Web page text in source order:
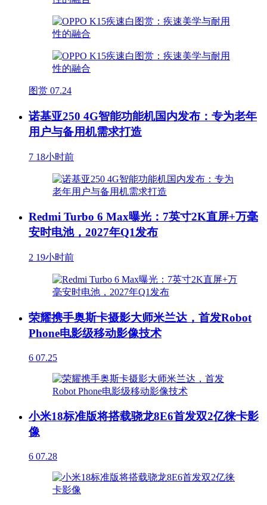
图赏 07.24
诺基亚250 4G智能功能机国内发布：专为老年
用户与备用机需求打造
7 18小时前
Redmi Turbo 6 Max曝光：7英寸2K直屏+万毫
安时电池，2027年Q1发布
2 19小时前
荣耀携手奥斯卡摄影大师米兰达，首发Robot
Phone电影级移动影像技术
6 07.25
小米18标准版将搭载骁龙8E6首发双2亿徕卡影
像
6 07.28